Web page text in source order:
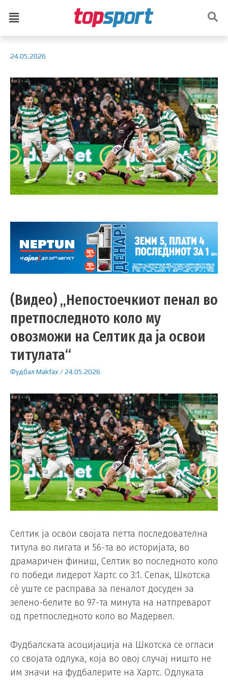
24.05.2026
(Видео) „Непостоечкиот пенал во
претпоследното коло му
овозможи на Селтик да ја освои
титулата“
Фудбал Makfax/24.05.2026
Селтик ја освои својата петта последователна
титула во лигата и 56-та во историјата, во
драмаричен финиш, Селтик во последното коло
го победи лидерот Хартс со 3:1. Сепак, Шкотска
сè уште се расправа за пеналот досуден за
зелено-белите во 97-та минута на натпреварот
од претпоследното коло во Мадервел.
Фудбалската асоцијација на Шкотска се огласи
со својата одлука, која во овој случај ништо не
им значи на фудбалерите на Хартс. Одлуката